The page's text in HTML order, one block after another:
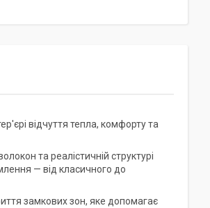
відчуття тепла, комфорту та
та реалістичній структурі
— від класичного до
замкових зон, яке допомагає